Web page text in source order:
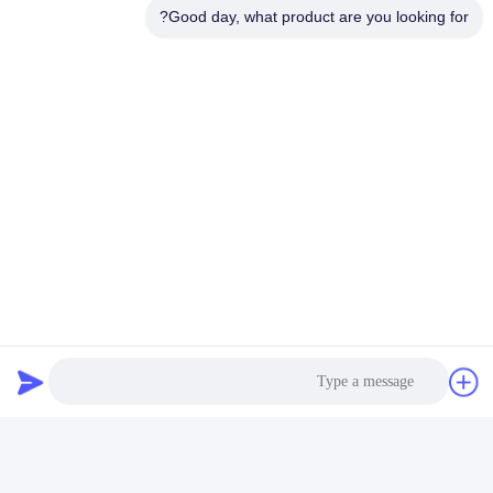
Good day, what product are you looking for?